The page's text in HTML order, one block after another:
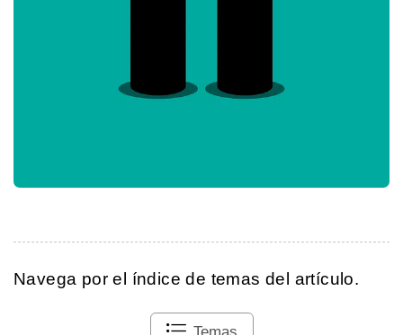
Navega por el índice de temas del artículo.